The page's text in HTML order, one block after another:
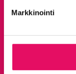
Markkinointi